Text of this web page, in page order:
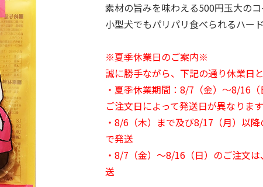
素材の旨みを味わえる500円玉大のコ
小型犬でもパリパリ食べられるハード
※夏季休業日のご案内※
誠に勝手ながら、下記の通り休業日
・夏季休業期間：8/7（金）～8/16（
ご注文日によって発送日が異なりま
・8/6（木）まで及び8/17（月）以
で発送
・8/7（金）～8/16（日）のご注文
送